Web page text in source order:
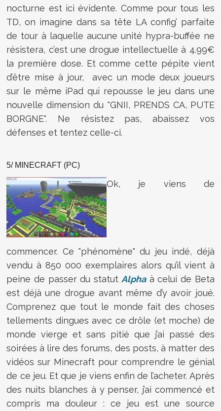
nocturne est ici évidente. Comme pour tous les
TD, on imagine dans sa tête LA config’ parfaite
de tour à laquelle aucune unité hypra-buffée ne
résistera, c’est une drogue intellectuelle à 4.99€
la première dose. Et comme cette pépite vient
d’être mise à jour, avec un mode deux joueurs
sur le même iPad qui repousse le jeu dans une
nouvelle dimension du "GNII, PRENDS CA, PUTE
BORGNE". Ne résistez pas, abaissez vos
défenses et tentez celle-ci.
5/ MINECRAFT (PC)
Ok, je viens de
commencer. Ce "phénomène" du jeu indé, déjà
vendu à 850 000 exemplaires alors qu’il vient à
peine de passer du statut Alphaà celui de Beta
est déjà une drogue avant même d’y avoir joué.
Comprenez que tout le monde fait des choses
tellements dingues avec ce drôle (et moche) de
monde vierge et sans pitié que j’ai passé des
soirées à lire des forums, des posts, à matter des
vidéos sur Minecraft pour comprendre le génial
de ce jeu. Et que je viens enfin de l’acheter. Après
des nuits blanches à y penser, j’ai commencé et
compris ma douleur : ce jeu est une source